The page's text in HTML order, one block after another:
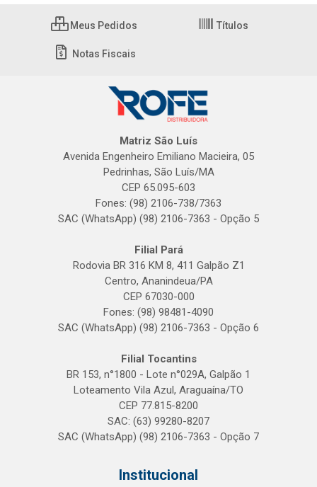
Meus Pedidos Títulos
Notas Fiscais
Matriz São Luís
Avenida Engenheiro Emiliano Macieira, 05
Pedrinhas, São Luís/MA
CEP 65.095-603
Fones: (98) 2106-738/7363
SAC (WhatsApp) (98) 2106-7363 - Opção 5
Filial Pará
Rodovia BR 316 KM 8, 411 Galpão Z1
Centro, Ananindeua/PA
CEP 67030-000
Fones: (98) 98481-4090
SAC (WhatsApp) (98) 2106-7363 - Opção 6
Filial Tocantins
BR 153, n°1800 - Lote n°029A, Galpão 1
Loteamento Vila Azul, Araguaína/TO
CEP 77.815-8200
SAC: (63) 99280-8207
SAC (WhatsApp) (98) 2106-7363 - Opção 7
Institucional